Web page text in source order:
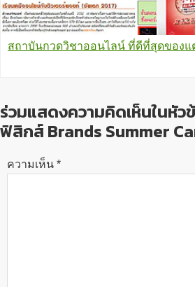
สถาบันกวดวิชาออนไลน์ ที่ดีที่สุดของแ
ร่วมแสดงความคิดเห็นในหัว
ฟิสิกส์ Brands Summer
ความเห็น *